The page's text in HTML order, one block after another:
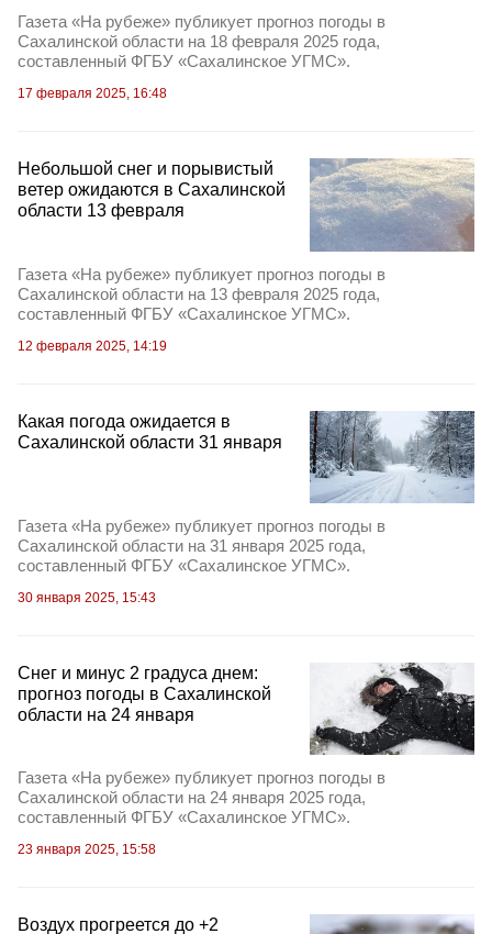
Газета «На рубеже» публикует прогноз погоды в
Сахалинской области на 18 февраля 2025 года,
составленный ФГБУ «Сахалинское УГМС».
17 февраля 2025, 16:48
Небольшой снег и порывистый
ветер ожидаются в Сахалинской
области 13 февраля
Газета «На рубеже» публикует прогноз погоды в
Сахалинской области на 13 февраля 2025 года,
составленный ФГБУ «Сахалинское УГМС».
12 февраля 2025, 14:19
Какая погода ожидается в
Сахалинской области 31 января
Газета «На рубеже» публикует прогноз погоды в
Сахалинской области на 31 января 2025 года,
составленный ФГБУ «Сахалинское УГМС».
30 января 2025, 15:43
Снег и минус 2 градуса днем:
прогноз погоды в Сахалинской
области на 24 января
Газета «На рубеже» публикует прогноз погоды в
Сахалинской области на 24 января 2025 года,
составленный ФГБУ «Сахалинское УГМС».
23 января 2025, 15:58
Воздух прогреется до +2